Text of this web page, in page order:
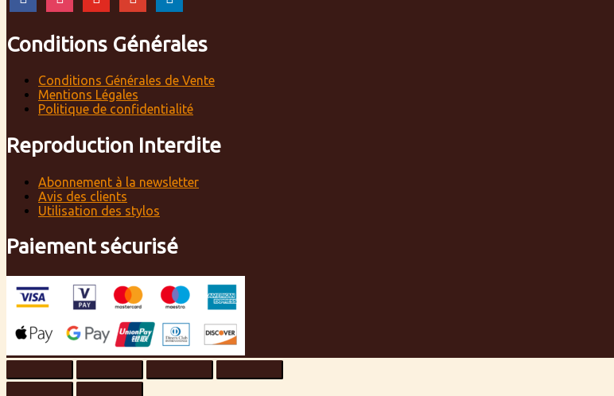
Conditions Générales
Conditions Générales de Vente
Mentions Légales
Politique de confidentialité
Reproduction Interdite
Abonnement à la newsletter
Avis des clients
Utilisation des stylos
Paiement sécurisé